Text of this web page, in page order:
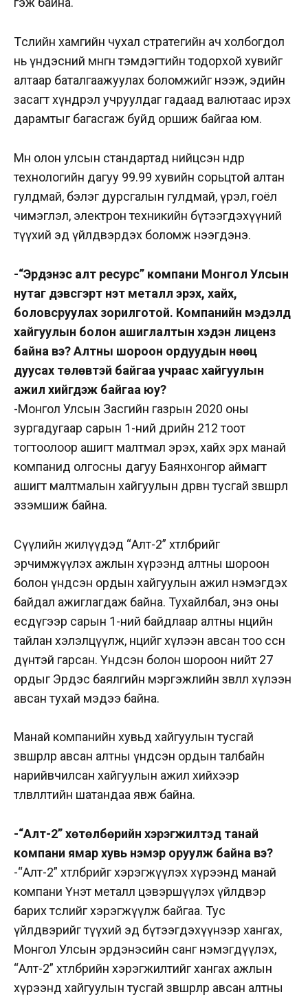
Төслийн хамгийн чухал стратегийн ач холбогдол
нь үндэсний мөнгөн тэмдэгтийн тодорхой хувийг
алтаар баталгаажуулах боломжийг нээж, эдийн
засагт хүндрэл учруулдаг гадаад валютаас ирэх
дарамтыг багасгаж буйд оршиж байгаа юм.
Мөн олон улсын стандартад нийцсэн өндөр
технологийн дагуу 99.99 хувийн сорьцтой алтан
гулдмай, бэлэг дурсгалын гулдмай, үрэл, гоёл
чимэглэл, электрон техникийн бүтээгдэхүүний
түүхий эд үйлдвэрдэх боломж нээгдэнэ.
-“Эрдэнэс алт ресурс” компани Монгол Улсын
нутаг дэвсгэрт үнэт металл эрэх, хайх,
боловсруулах зорилготой. Компанийн мэдэлд
хайгуулын болон ашиглалтын хэдэн лиценз
байна вэ? Алтны шороон ордуудын нөөц
дуусах төлөвтэй байгаа учраас хайгуулын
ажил хийгдэж байгаа юу?
-Монгол Улсын Засгийн газрын 2020 оны
зургадугаар сарын 1-ний өдрийн 212 тоот
тогтоолоор ашигт малтмал эрэх, хайх эрх манай
компанид олгосны дагуу Баянхонгор аймагт
ашигт малтмалын хайгуулын дөрвөн тусгай зөвшөөрөл
эзэмшиж байна.
Сүүлийн жилүүдэд “Алт-2” хөтөлбөрийг
эрчимжүүлэх ажлын хүрээнд алтны шороон
болон үндсэн ордын хайгуулын ажил нэмэгдэх
байдал ажиглагдаж байна. Тухайлбал, энэ оны
есдүгээр сарын 1-ний байдлаар алтны нөөцийн
тайлан хэлэлцүүлж, нөөцийг хүлээн авсан тоо өссөн
дүнтэй гарсан. Үндсэн болон шороон нийт 27
ордыг Эрдэс баялгийн мэргэжлийн зөвлөл хүлээн
авсан тухай мэдээ байна.
Манай компанийн хувьд хайгуулын тусгай
зөвшөөрлөөр авсан алтны үндсэн ордын талбайн
нарийвчилсан хайгуулын ажил хийхээр
төлөвлөлтийн шатандаа явж байна.
-“Алт-2” хөтөлбөрийн хэрэгжилтэд танай
компани ямар хувь нэмэр оруулж байна вэ?
-“Алт-2” хөтөлбөрийг хэрэгжүүлэх хүрээнд манай
компани Үнэт металл цэвэршүүлэх үйлдвэр
барих төслийг хэрэгжүүлж байгаа. Тус
үйлдвэрийг түүхий эд бүтээгдэхүүнээр хангах,
Монгол Улсын эрдэнэсийн санг нэмэгдүүлэх,
“Алт-2” хөтөлбөрийн хэрэгжилтийг хангах ажлын
хүрээнд хайгуулын тусгай зөвшөөрлөөр авсан алтны